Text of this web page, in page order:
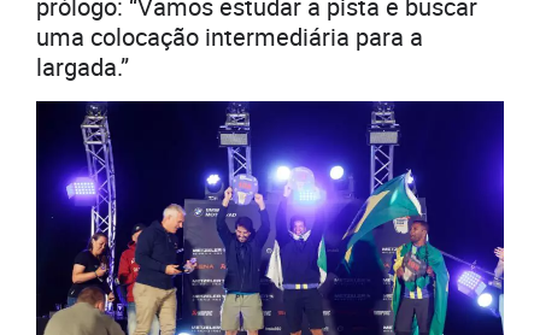
uma colocação intermediária para a
largada.”